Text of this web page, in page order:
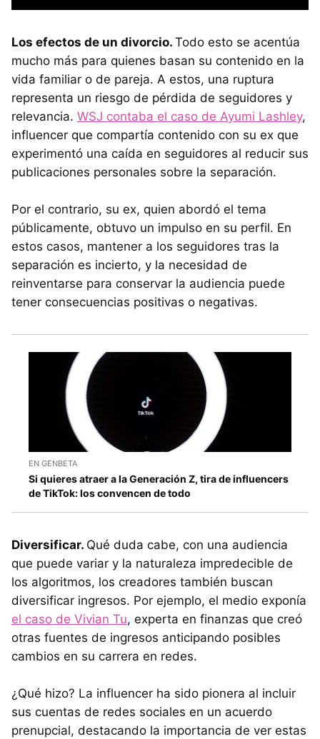
Los efectos de un divorcio. Todo esto se acentúa
mucho más para quienes basan su contenido en la
vida familiar o de pareja. A estos, una ruptura
representa un riesgo de pérdida de seguidores y
relevancia. WSJ contaba el caso de Ayumi Lashley,
influencer que compartía contenido con su ex que
experimentó una caída en seguidores al reducir sus
publicaciones personales sobre la separación.
Por el contrario, su ex, quien abordó el tema
públicamente, obtuvo un impulso en su perfil. En
estos casos, mantener a los seguidores tras la
separación es incierto, y la necesidad de
reinventarse para conservar la audiencia puede
tener consecuencias positivas o negativas.
EN GENBETA
Si quieres atraer a la Generación Z, tira de influencers
de TikTok: los convencen de todo
Diversificar. Qué duda cabe, con una audiencia
que puede variar y la naturaleza impredecible de
los algoritmos, los creadores también buscan
diversificar ingresos. Por ejemplo, el medio exponía
el caso de Vivian Tu, experta en finanzas que creó
otras fuentes de ingresos anticipando posibles
cambios en su carrera en redes.
¿Qué hizo? La influencer ha sido pionera al incluir
sus cuentas de redes sociales en un acuerdo
prenupcial, destacando la importancia de ver estas